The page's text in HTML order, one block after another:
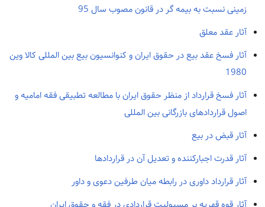
زمینی نسبت به بیمه گر در قانون مصوب سال 95
آثار عقد معلق
آثار فسخ عقد بیع در حقوق ایران و کنوانسیون بیع بین المللی کالا وین
1980
آثار فسخ قرارداد از منظر حقوق ایران با مطالعه تطبیقی فقه امامیه و
اصول قراردادهای بازرگانی بین المللی
آثار قبض در بیع
آثار قدرت اجبارکننده و تعدیل آن در قراردادها
آثار قرارداد داوری در رابطه میان طرفین دعوی و داور